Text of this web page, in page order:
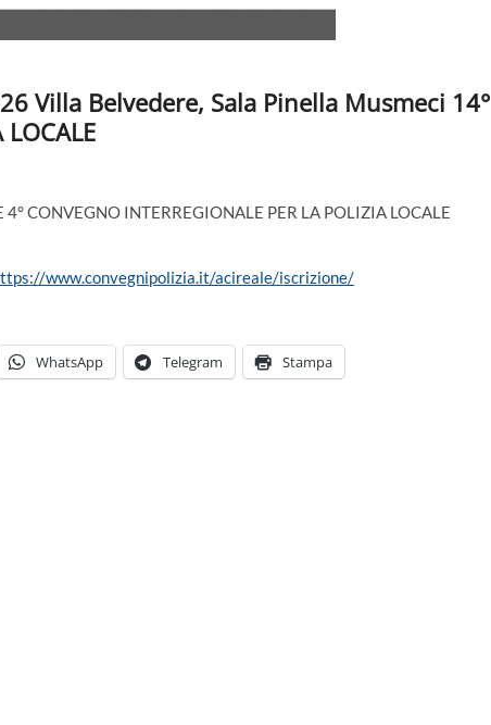
Villa Belvedere, Sala Pinella Musmeci 14°
CONVEGNO INTERREGIONALE PER LA POLIZIA LOCALE
www.convegnipolizia.it/acireale/iscrizione/
WhatsApp Telegram Stampa